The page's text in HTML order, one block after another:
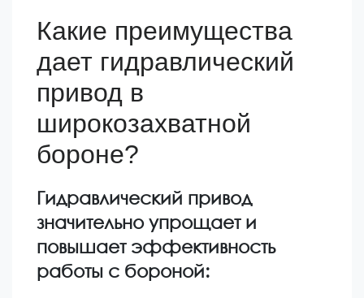
Какие преимущества
дает гидравлический
привод в
широкозахватной
бороне?
Гидравлический привод
значительно упрощает и
повышает эффективность
работы с бороной: